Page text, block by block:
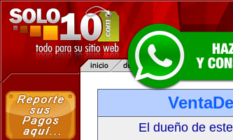
El dueño de